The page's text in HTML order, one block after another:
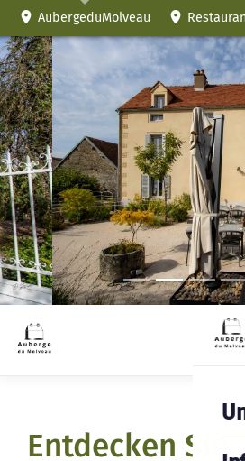
Voriges
AubergeduMolveau
Entdecken Sie